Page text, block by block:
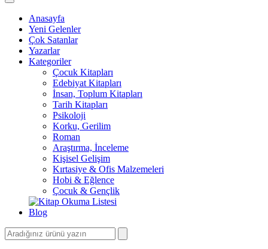
Anasayfa
Yeni Gelenler
Çok Satanlar
Yazarlar
Kategoriler
Çocuk Kitapları
Edebiyat Kitapları
İnsan, Toplum Kitapları
Tarih Kitapları
Psikoloji
Korku, Gerilim
Roman
Araştırma, İnceleme
Kişisel Gelişim
Kırtasiye & Ofis Malzemeleri
Hobi & Eğlence
Çocuk & Gençlik
Blog